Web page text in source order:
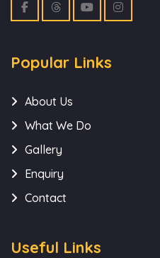
Popular Links
About Us
What We Do
Gallery
Enquiry
Contact
Useful Links